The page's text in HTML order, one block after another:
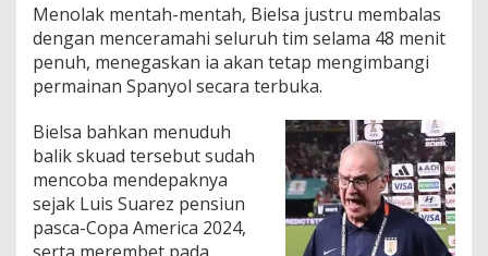
Menolak mentah-mentah, Bielsa justru membalas
dengan menceramahi seluruh tim selama 48 menit
penuh, menegaskan ia akan tetap mengimbangi
permainan Spanyol secara terbuka.
Bielsa bahkan menuduh
balik skuad tersebut sudah
mencoba mendepaknya
sejak Luis Suarez pensiun
pasca-Copa America 2024,